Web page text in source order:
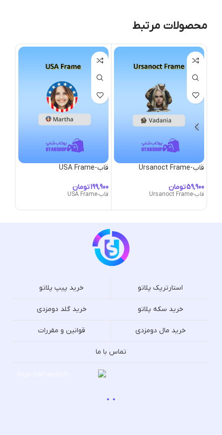
محصولات مرتبط
قاب-Ursanoct Frame
تومان
قاب-Ursanoct Frame
قاب-USA Frame
تومان
قاب-USA Frame
استارترپک پلاتو خرید پیپ پلاتو
خرید سکه پلاتو خرید گلد دومزدی
خرید مال دومزدی قوانین و مقررات
تماس با ما